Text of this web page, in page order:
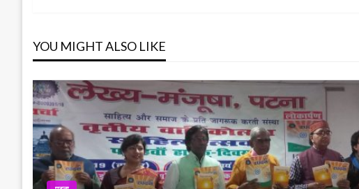
YOU MIGHT ALSO LIKE